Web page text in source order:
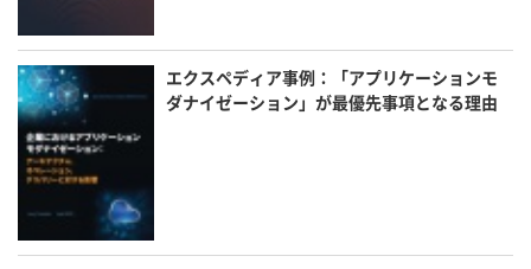
エクスペディア事例：「アプリケーションモ
ダナイゼーション」が最優先事項となる理由